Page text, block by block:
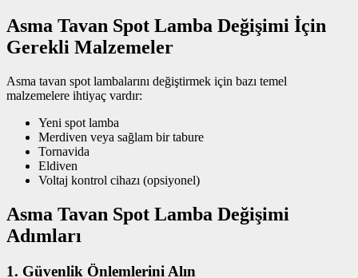
Asma Tavan Spot Lamba Değişimi İçin
Gerekli Malzemeler
Asma tavan spot lambalarını değiştirmek için bazı temel
malzemelere ihtiyaç vardır:
Yeni spot lamba
Merdiven veya sağlam bir tabure
Tornavida
Eldiven
Voltaj kontrol cihazı (opsiyonel)
Asma Tavan Spot Lamba Değişimi
Adımları
1. Güvenlik Önlemlerini Alın